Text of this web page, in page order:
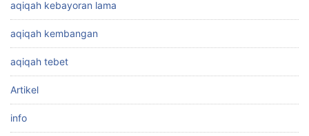
aqiqah kebayoran lama
aqiqah kembangan
aqiqah tebet
Artikel
info